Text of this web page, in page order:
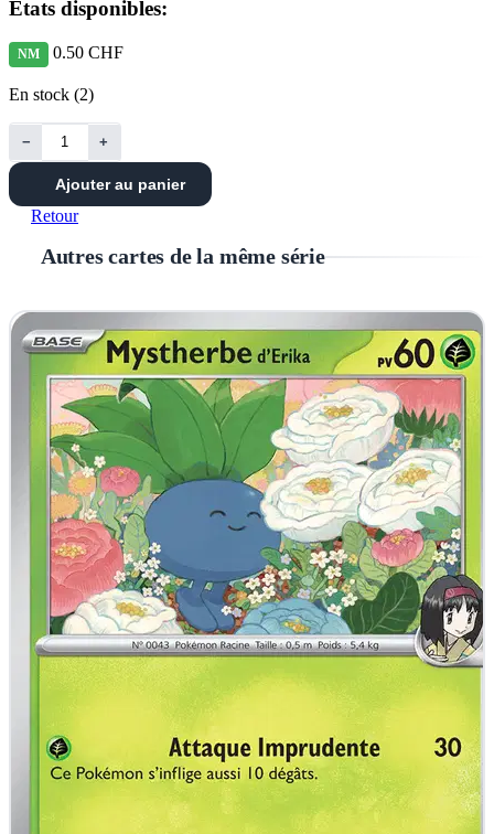
États disponibles:
NM 0.50 CHF
En stock (2)
− +
Ajouter au panier
Retour
Autres cartes de la même série